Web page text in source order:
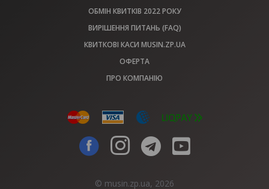
ОБМІН КВИТКІВ 2022 РОКУ
ВИРІШЕННЯ ПИТАНЬ (FAQ)
КВИТКОВІ КАСИ MUSIN.ZP.UA
ОФЕРТА
ПРО КОМПАНІЮ
© musin.zp.ua, 2026